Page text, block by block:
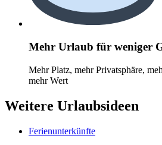
Mehr Urlaub für weniger
Mehr Platz, mehr Privatsphäre,
mehr Wert
Weitere Urlaubsideen
Ferienunterkünfte